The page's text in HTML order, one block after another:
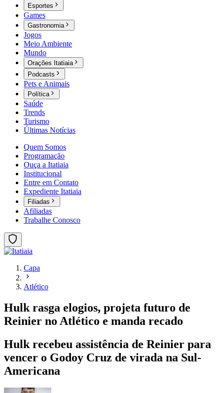
Esportes
Games
Gastronomia
Jogos
Meio Ambiente
Mundo
Orações Itatiaia
Podcasts
Pets e Animais
Política
Saúde
Trends
Turismo
Últimas Notícias
Quem Somos
Programação
Ouça a Itatiaia
Institucional
Entre em Contato
Expediente Itatiaia
Filiadas
Afiliadas
Trabalhe Conosco
Capa
Atlético
Hulk rasga elogios, projeta futuro de
Reinier no Atlético e manda recado
Hulk recebeu assistência de Reinier para
vencer o Godoy Cruz de virada na Sul-
Americana